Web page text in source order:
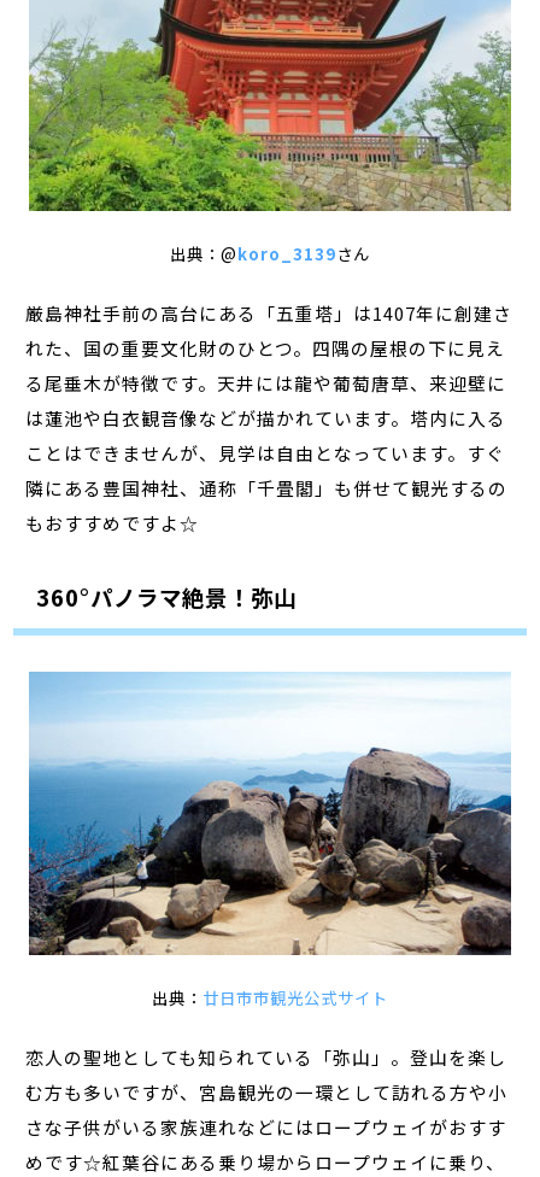
出典：@koro_3139さん
厳島神社手前の高台にある「五重塔」は1407年に創建さ
れた、国の重要文化財のひとつ。四隅の屋根の下に見え
る尾垂木が特徴です。天井には龍や葡萄唐草、来迎壁に
は蓮池や白衣観音像などが描かれています。塔内に入る
ことはできませんが、見学は自由となっています。すぐ
隣にある豊国神社、通称「千畳閣」も併せて観光するの
もおすすめですよ☆
360°パノラマ絶景！弥山
出典： 廿日市市観光公式サイト
恋人の聖地としても知られている「弥山」。登山を楽し
む方も多いですが、宮島観光の一環として訪れる方や小
さな子供がいる家族連れなどにはロープウェイがおすす
めです☆紅葉谷にある乗り場からロープウェイに乗り、